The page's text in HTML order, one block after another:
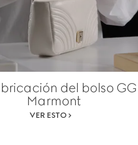
del bolso GG
Marmont
VER ESTO